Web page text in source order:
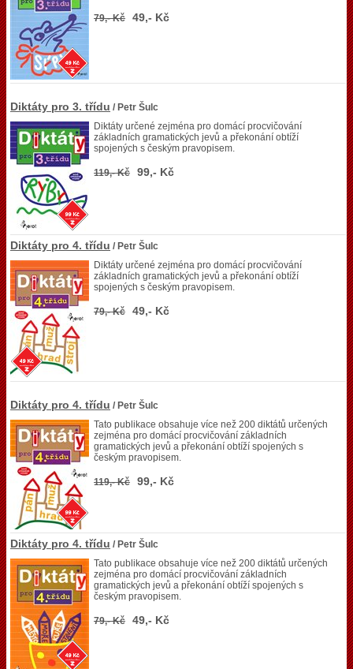
79,- Kč 49,- Kč
Diktáty pro 3. třídu / Petr Šulc
Diktáty určené zejména pro domácí procvičování
základních gramatických jevů a překonání obtíží
spojených s českým pravopisem.
119,- Kč 99,- Kč
Diktáty pro 4. třídu / Petr Šulc
Diktáty určené zejména pro domácí procvičování
základních gramatických jevů a překonání obtíží
spojených s českým pravopisem.
79,- Kč 49,- Kč
Diktáty pro 4. třídu / Petr Šulc
Tato publikace obsahuje více než 200 diktátů určených
zejména pro domácí procvičování základních
gramatických jevů a překonání obtíží spojených s
českým pravopisem.
119,- Kč 99,- Kč
Diktáty pro 4. třídu / Petr Šulc
Tato publikace obsahuje více než 200 diktátů určených
zejména pro domácí procvičování základních
gramatických jevů a překonání obtíží spojených s
českým pravopisem.
79,- Kč 49,- Kč